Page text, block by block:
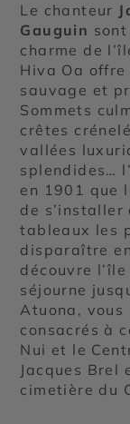
Le chanteur
Gauguin
charme de
Hiva Oa offre
sauvage et
Sommets
crêtes
vallées
splendides…
en 1901 que
de
tableaux les
disparaître
découvre
séjourne
Atuona, vous
consacrés à
Nui et le
Jacques Brel
cimetière du